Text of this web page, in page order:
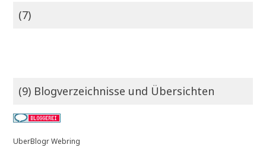
(7)
(9) Blogverzeichnisse und Übersichten
UberBlogr Webring